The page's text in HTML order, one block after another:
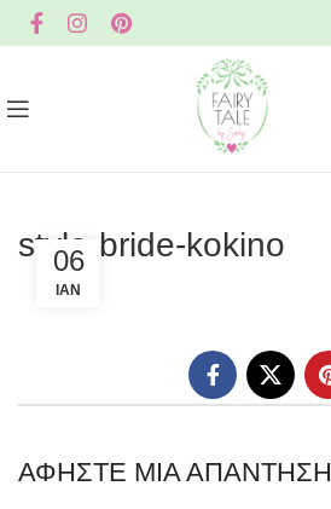
stylo-bride-kokino
06
ΙΑΝ
ΑΦΉΣΤΕ ΜΙΑ ΑΠΆΝΤΗΣΗ